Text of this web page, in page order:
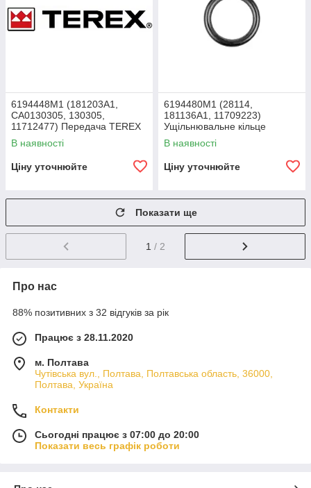
6194448M1 (181203A1,
CA0130305, 130305,
11712477) Передача TEREX
В наявності
Ціну уточнюйте
6194480M1 (28114,
181136A1, 11709223)
Ущільнювальне кільце
TEREX
В наявності
Ціну уточнюйте
Показати ще
1 / 2
Про нас
88% позитивних з 32 відгуків за рік
Працює з 28.11.2020
м. Полтава
Чутівська вул., Полтава, Полтавська область, 36000,
Полтава, Україна
Контакти
Сьогодні працює з 07:00 до 20:00
Показати весь графік роботи